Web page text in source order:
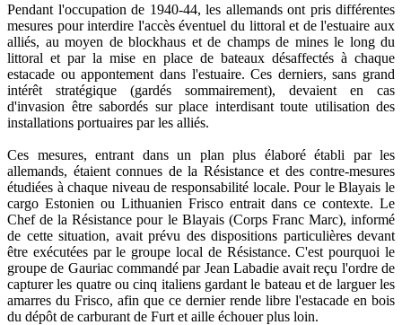
Pendant l'occupation de 1940-44, les allemands ont pris différentes
mesures pour interdire l'accès éventuel du littoral et de l'estuaire aux
alliés, au moyen de blockhaus et de champs de mines le long du
littoral et par la mise en place de bateaux désaffectés à chaque
estacade ou appontement dans l'estuaire. Ces derniers, sans grand
intérêt stratégique (gardés sommairement), devaient en cas
d'invasion être sabordés sur place interdisant toute utilisation des
installations portuaires par les alliés.
Ces mesures, entrant dans un plan plus élaboré établi par les
allemands, étaient connues de la Résistance et des contre-mesures
étudiées à chaque niveau de responsabilité locale. Pour le Blayais le
cargo Estonien ou Lithuanien Frisco entrait dans ce contexte. Le
Chef de la Résistance pour le Blayais (Corps Franc Marc), informé
de cette situation, avait prévu des dispositions particulières devant
être exécutées par le groupe local de Résistance. C'est pourquoi le
groupe de Gauriac commandé par Jean Labadie avait reçu l'ordre de
capturer les quatre ou cinq italiens gardant le bateau et de larguer les
amarres du Frisco, afin que ce dernier rende libre l'estacade en bois
du dépôt de carburant de Furt et aille échouer plus loin.